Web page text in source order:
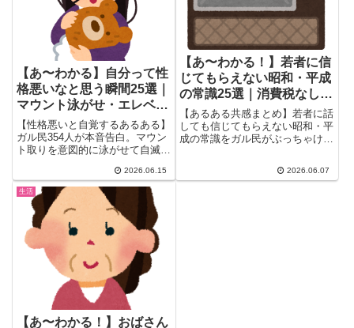
【あ〜わかる】自分って性
格悪いなと思う瞬間25選｜
マウント泳がせ・エレベー
ター連打・嫌いな人スルー
のガル民本音
【性格悪いと自覚するあるある】
ガル民354人が本音告白。マウン
ト取りを意図的に泳がせて自滅さ
ボタン連打、他人の失敗にこっそ
りニヤつく瞬間まで…「ガルちゃ
んにいる時点で腐ってる」自覚ア
リ女性の黒い本音を一挙まとめ。
2026.06.15
【あ〜わかる！】若者に信
じてもらえない昭和・平成
の常識25選｜消費税なし・
病院に灰皿・待ち合わせは
勘だけ
【あるある共感まとめ】若者に話
しても信じてもらえない昭和・平
成の常識をガル民がぶっちゃけ。
カセでテレビ録音…30〜50代が
2026.06.07
生活
【あ〜わかる！】おばさん